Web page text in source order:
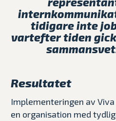
tidigare inte
vartefter tiden
Resultatet
Implementeringen av
en organisation med